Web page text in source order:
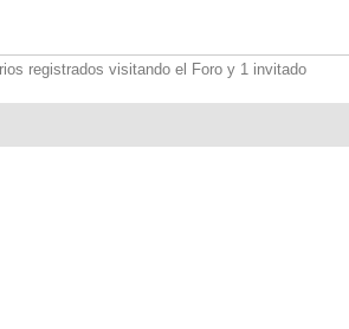
registrados visitando el Foro y 1 invitado